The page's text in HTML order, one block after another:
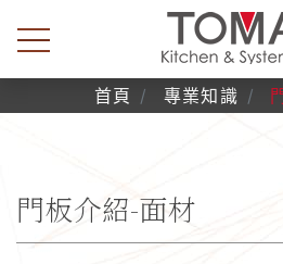
首頁 專業知識
門板介紹-面材